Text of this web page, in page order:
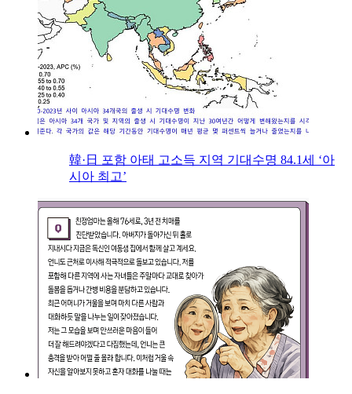
韓·日 포함 아태 고소득 지역 기대수명 84.1세 ‘아
시아 최고’